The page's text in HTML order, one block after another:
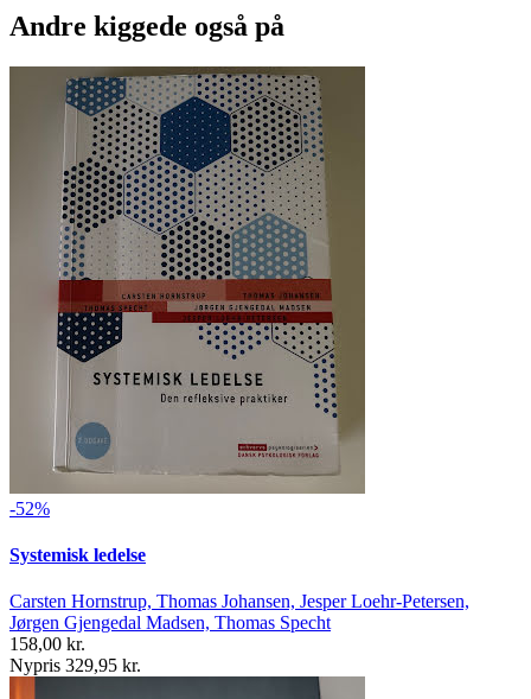
Andre kiggede også på
-52%
Systemisk ledelse
Carsten Hornstrup, Thomas Johansen, Jesper Loehr-Petersen,
Jørgen Gjengedal Madsen, Thomas Specht
158,00 kr.
Nypris 329,95 kr.